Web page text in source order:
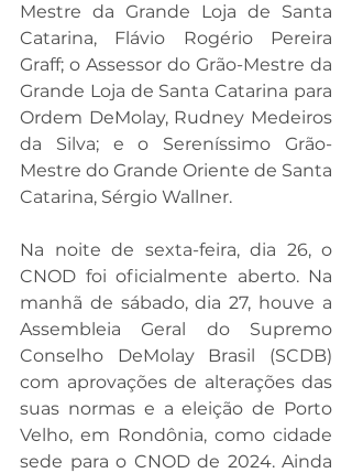
Mestre da Grande Loja de Santa
Catarina, Flávio Rogério Pereira
Graff; o Assessor do Grão-Mestre da
Grande Loja de Santa Catarina para
Ordem DeMolay, Rudney Medeiros
da Silva; e o Sereníssimo Grão-
Mestre do Grande Oriente de Santa
Catarina, Sérgio Wallner.
Na noite de sexta-feira, dia 26, o
CNOD foi oficialmente aberto. Na
manhã de sábado, dia 27, houve a
Assembleia Geral do Supremo
Conselho DeMolay Brasil (SCDB)
com aprovações de alterações das
suas normas e a eleição de Porto
Velho, em Rondônia, como cidade
sede para o CNOD de 2024. Ainda